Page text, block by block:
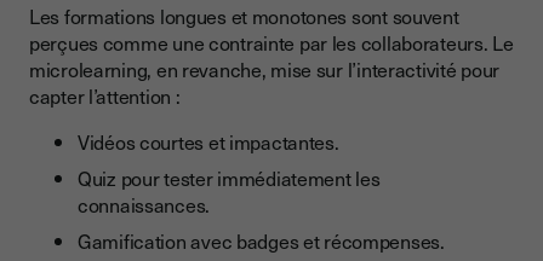
Les formations longues et monotones sont souvent
perçues comme une contrainte par les collaborateurs. Le
microlearning, en revanche, mise sur l’interactivité pour
capter l’attention :
Vidéos courtes et impactantes.
Quiz pour tester immédiatement les
connaissances.
Gamification avec badges et récompenses.